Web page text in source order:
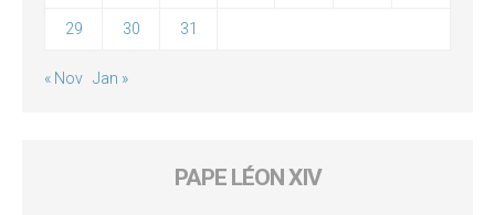
29 30 31
« Nov Jan »
PAPE LÉON XIV